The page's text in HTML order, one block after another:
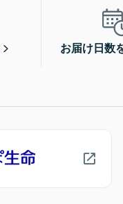
お届け日数